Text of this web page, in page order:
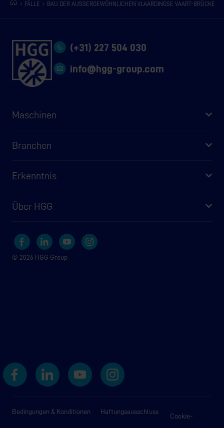
FÄLLE BAU DER AUSSERGEWÖHNLICHEN VLAARDINGSE VAART-BRÜCKE
(+31) 227 504 030
info@hgg-group.com
Maschinen
Branchen
Erkenntnis
Über HGG
© 2026 HGG Group
Bedingungen & Konditionen Haftungsausschluss
Cookie-